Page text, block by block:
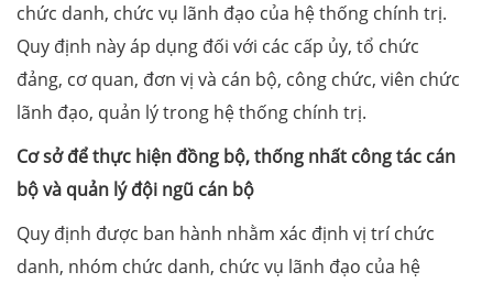
chức danh, chức vụ lãnh đạo của hệ thống chính trị.
Quy định này áp dụng đối với các cấp ủy, tổ chức
đảng, cơ quan, đơn vị và cán bộ, công chức, viên chức
lãnh đạo, quản lý trong hệ thống chính trị.
Cơ sở để thực hiện đồng bộ, thống nhất công tác cán
bộ và quản lý đội ngũ cán bộ
Quy định được ban hành nhằm xác định vị trí chức
danh, nhóm chức danh, chức vụ lãnh đạo của hệ